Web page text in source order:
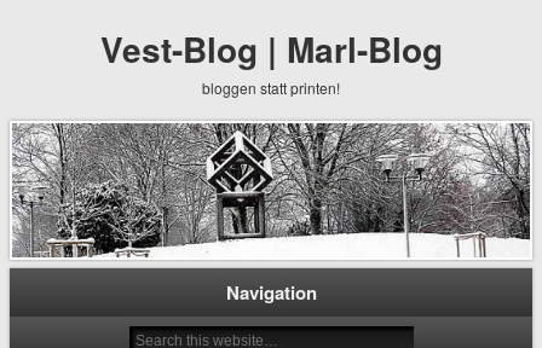
Vest-Blog | Marl-Blog
bloggen statt printen!
Navigation